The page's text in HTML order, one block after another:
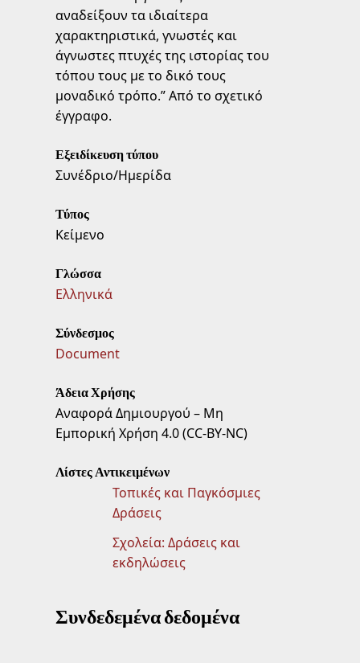
αναδείξουν τα ιδιαίτερα
χαρακτηριστικά, γνωστές και
άγνωστες πτυχές της ιστορίας του
τόπου τους με το δικό τους
μοναδικό τρόπο.” Από το σχετικό
έγγραφο.
Εξειδίκευση τύπου
Συνέδριο/Ημερίδα
Τύπος
Κείμενο
Γλώσσα
Ελληνικά
Σύνδεσμος
Document
Άδεια Χρήσης
Αναφορά Δημιουργού – Μη
Εμπορική Χρήση 4.0 (CC-BY-NC)
Λίστες Αντικειμένων
Τοπικές και Παγκόσμιες
Δράσεις
Σχολεία: Δράσεις και
εκδηλώσεις
Συνδεδεμένα δεδομένα